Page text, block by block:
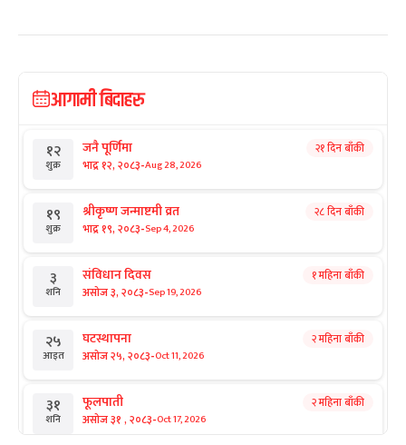
आगामी बिदाहरु
१२
शुक्र
जनै पूर्णिमा
भाद्र १२, २०८३-Aug 28, 2026
२१ दिन बाँकी
१९
शुक्र
श्रीकृष्ण जन्माष्टमी व्रत
भाद्र १९, २०८३-Sep 4, 2026
२८ दिन बाँकी
३
शनि
संविधान दिवस
असोज ३, २०८३-Sep 19, 2026
१ महिना बाँकी
२५
आइत
घटस्थापना
असोज २५, २०८३-Oct 11, 2026
२ महिना बाँकी
३१
शनि
फूलपाती
असोज ३१ , २०८३-Oct 17, 2026
२ महिना बाँकी